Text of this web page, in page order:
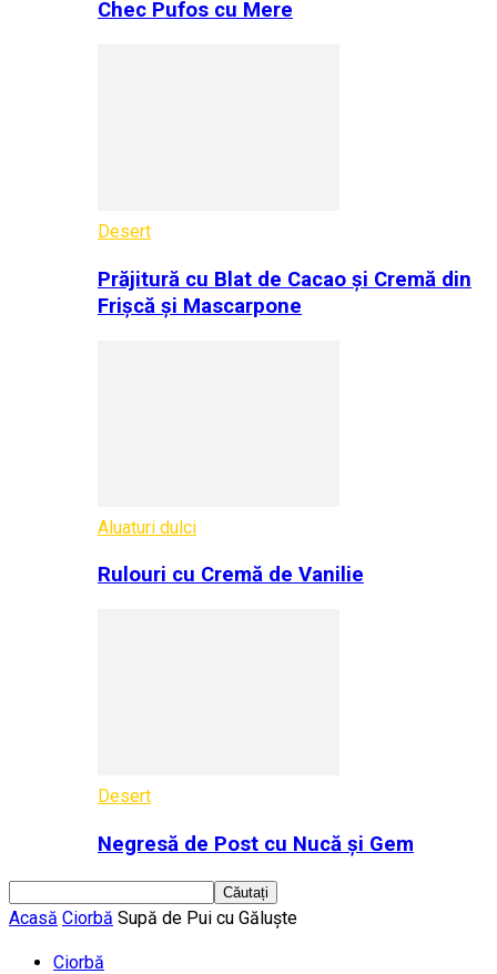
Chec Pufos cu Mere
Desert
Prăjitură cu Blat de Cacao și Cremă din
Frișcă și Mascarpone
Aluaturi dulci
Rulouri cu Cremă de Vanilie
Desert
Negresă de Post cu Nucă și Gem
Acasă Ciorbă Supă de Pui cu Găluște
Ciorbă